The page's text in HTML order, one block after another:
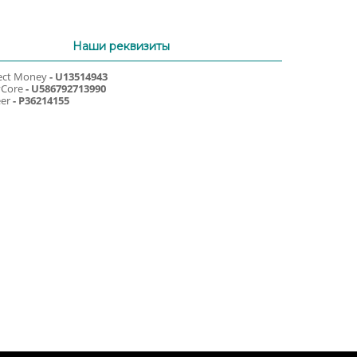
Наши реквизиты
Money- U13514943
- U586792713990
- P36214155